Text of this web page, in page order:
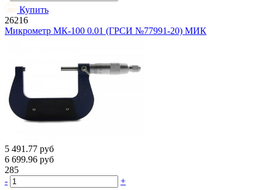
Купить
26216
Микрометр МК-100 0.01 (ГРСИ №77991-20) МИК
5 491.77 руб
6 699.96 руб
285
-
+